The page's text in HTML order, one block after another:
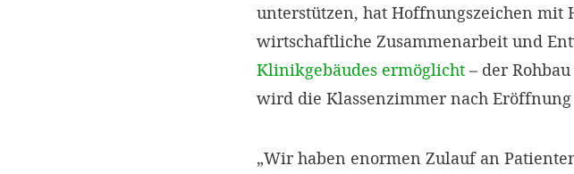
unterstützen, hat Hoffnungszeichen
wirtschaftliche Zusammenarbeit und
Klinikgebäudes ermöglicht – der
wird die Klassenzimmer nach
„Wir haben enormen Zulauf an